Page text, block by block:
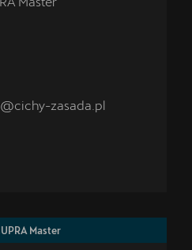
zasada.pl
Master